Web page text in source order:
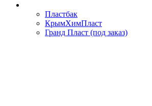
Пластбак
КрымХимПласт
Гранд Пласт (под заказ)